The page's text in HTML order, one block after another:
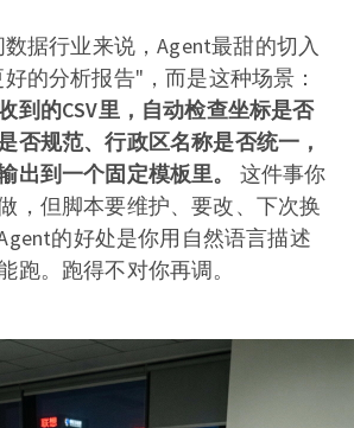
数据行业来说，Agent最甜的切入
的分析报告"，而是这种场景：
到的CSV里，自动检查坐标是否
否规范、行政区名称是否统一，
出到一个固定模板里。
这件事你
，但脚本要维护、要改、下次换
的好处是你用自然语言描述
跑。跑得不对你再调。